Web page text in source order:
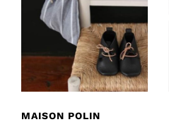
MAISON POLIN